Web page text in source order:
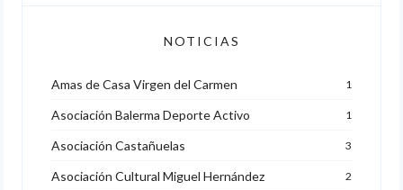
NOTICIAS
Amas de Casa Virgen del Carmen 1
Asociación Balerma Deporte Activo 1
Asociación Castañuelas 3
Asociación Cultural Miguel Hernández 2